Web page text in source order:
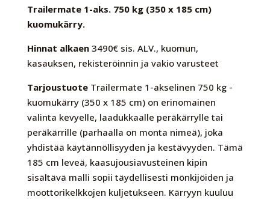
Trailermate 1-aks. 750 kg (350 x 185 cm)
kuomukärry.
Hinnat alkaen3490€ sis. ALV., kuomun,
kasauksen, rekisteröinnin ja vakio varusteet
TarjoustuoteTrailermate 1-akselinen 750 kg -
kuomukärry (350 x 185 cm) on erinomainen
valinta kevyelle, laadukkaalle peräkärrylle tai
peräkärrille (parhaalla on monta nimeä), joka
yhdistää käytännöllisyyden ja kestävyyden. Tämä
185 cm leveä, kaasujousiavusteinen kipin
sisältävä malli sopii täydellisesti mönkijöiden ja
moottorikelkkojen kuljetukseen. Kärryyn kuuluu